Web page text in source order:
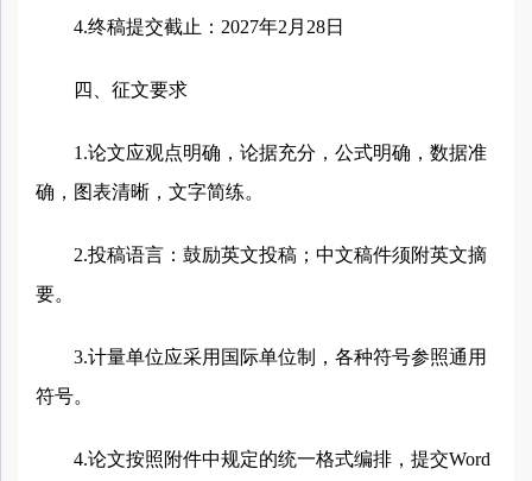
4.终稿提交截止：2027年2月28日
四、征文要求
1.论文应观点明确，论据充分，公式明确，数据准
确，图表清晰，文字简练。
2.投稿语言：鼓励英文投稿；中文稿件须附英文摘
要。
3.计量单位应采用国际单位制，各种符号参照通用
符号。
4.论文按照附件中规定的统一格式编排，提交Word